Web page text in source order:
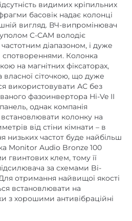
видимих ​​кріпильних
басовік надає колонці
вигляд. ВЧ-випромінювач
C-CAM володіє
діапазоном, і дуже
Колонка
на магнітних фіксаторах,
сіточкою, що дуже
використовувати АС без
фазоинвертора Hi-Ve II
однак компанія
колонку на
від стіни кімнати – в
низьких частот буде найбільш
Monitor Audio Bronze 100
гвинтових клем, тому її
за схемами Bi-
отримання найвищої якості
встановлювати на
з хорошими антивібраційні